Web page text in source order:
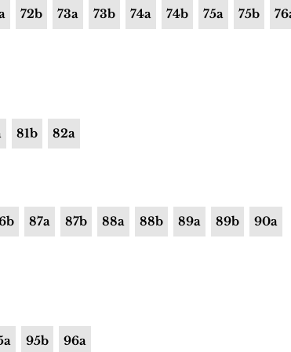
72b 73a 73b 74a 74b 75a 75b
81b 82a
87a 87b 88a 88b 89a 89b 90a
95b 96a